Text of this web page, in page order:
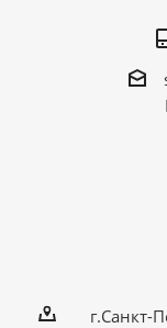
г.Санкт-